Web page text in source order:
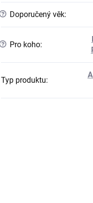
? Doporučený věk:
? Pro koho:
Typ produktu: